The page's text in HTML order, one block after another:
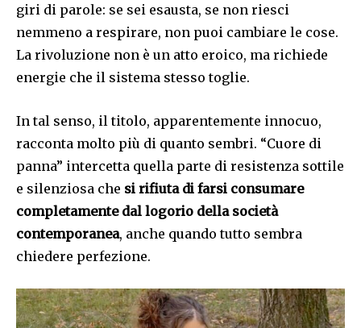
giri di parole: se sei esausta, se non riesci
nemmeno a respirare, non puoi cambiare le cose.
La rivoluzione non è un atto eroico, ma richiede
energie che il sistema stesso toglie.
In tal senso, il titolo, apparentemente innocuo,
racconta molto più di quanto sembri. “Cuore di
panna” intercetta quella parte di resistenza sottile
e silenziosa che si rifiuta di farsi consumare
completamente dal logorio della società
contemporanea, anche quando tutto sembra
chiedere perfezione.